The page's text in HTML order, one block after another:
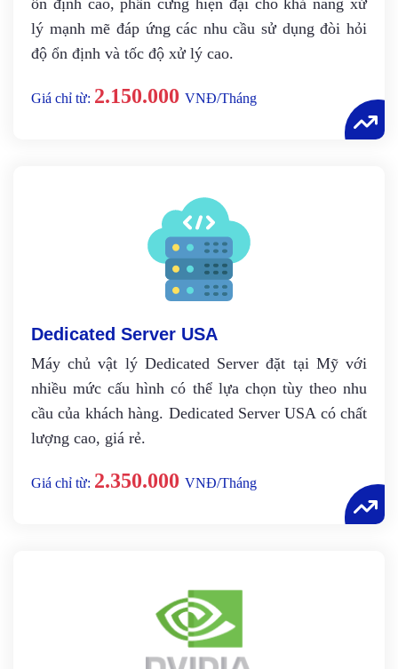
ổn định cao, phần cứng hiện đại cho khả năng xử
lý mạnh mẽ đáp ứng các nhu cầu sử dụng đòi hỏi
độ ổn định và tốc độ xử lý cao.
Giá chỉ từ: 2.150.000 VNĐ/Tháng
Dedicated Server USA
Máy chủ vật lý Dedicated Server đặt tại Mỹ với
nhiều mức cấu hình có thể lựa chọn tùy theo nhu
cầu của khách hàng. Dedicated Server USA có chất
lượng cao, giá rẻ.
Giá chỉ từ: 2.350.000 VNĐ/Tháng